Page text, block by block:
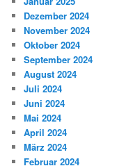
Dezember 2024
November 2024
Oktober 2024
September 2024
August 2024
Juli 2024
Juni 2024
Mai 2024
April 2024
März 2024
Februar 2024